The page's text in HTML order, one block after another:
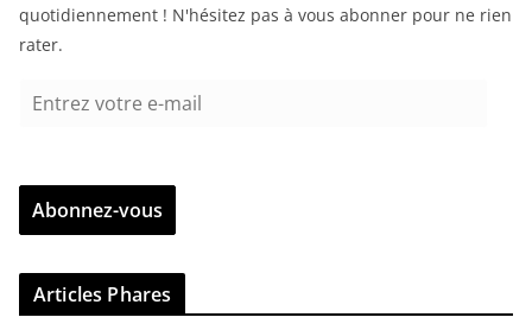
quotidiennement ! N'hésitez pas à vous abonner pour ne rien
rater.
r
z
v
Abonnez-vous
Articles Phares